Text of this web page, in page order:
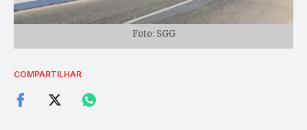
Foto: SGG
COMPARTILHAR